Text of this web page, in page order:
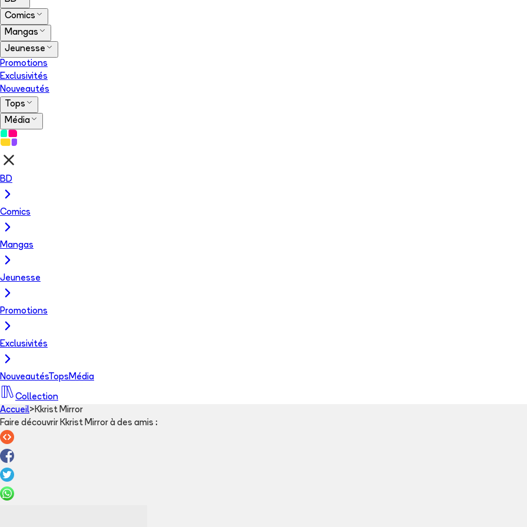
Comics
Mangas
Jeunesse
Promotions
Exclusivités
Nouveautés
Tops
Média
BD
Comics
Mangas
Jeunesse
Promotions
Exclusivités
NouveautésTops Média
Collection
Accueil> Kkrist Mirror
Faire découvrir Kkrist Mirror à des amis :